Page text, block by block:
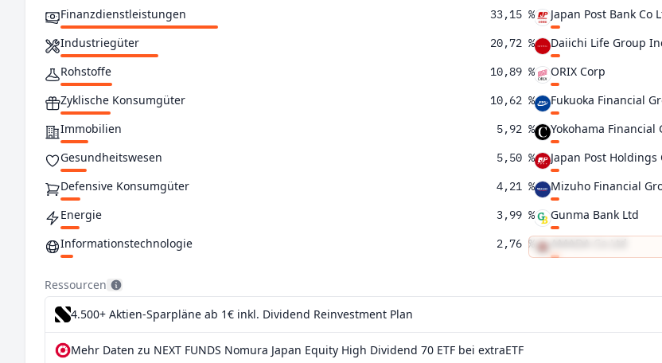
Finanzdienstleistungen
33,15 %
Industriegüter 20,72 %
Rohstoffe 10,89 %
Zyklische Konsumgüter 10,62 %
Immobilien 5,92 %
Gesundheitswesen 5,50 %
Defensive Konsumgüter 4,21 %
Energie 3,99 %
Informationstechnologie 2,76 %
Japan Post Bank Co
Daiichi Life Group
ORIX Corp
Fukuoka Financial
Yokohama Financial
Japan Post Holdings
Mizuho Financial
Gunma Bank Ltd
Ressourcen
4.500+ Aktien-Sparpläne ab 1€ inkl. Dividend Reinvestment Plan
Mehr Daten zu NEXT FUNDS Nomura Japan Equity High Dividend 70 ETF bei extraETF